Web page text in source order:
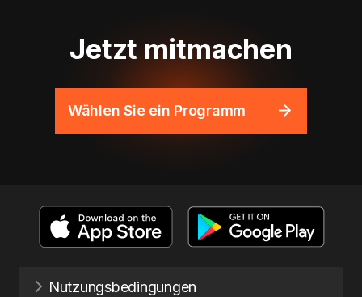
Jetzt mitmachen
Wählen Sie ein Programm
Nutzungsbedingungen